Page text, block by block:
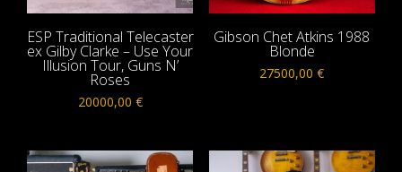
ESP Traditional Telecaster
ex Gilby Clarke – Use Your
Illusion Tour, Guns N’
Roses
20000,00 €
Gibson Chet Atkins 1988
Blonde
27500,00€